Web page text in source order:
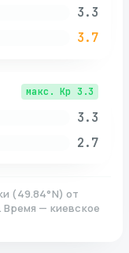
3.3
3.7
макс. Kp 3.3
3.3
2.7
(49.84°N)от
Время — киевское